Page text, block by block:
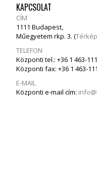
KAPCSOLAT
CÍM
1111 Budapest,
Műegyetem rkp. 3. (Térkép
TELEFON
Központi tel.: +36 1 463-
Központi fax: +36 1 463-
E-MAIL
Központi e-mail cím: